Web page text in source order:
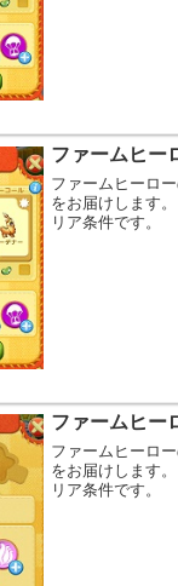
ファームヒー
ファームヒーロ
をお届けします
リア条件です。
ファームヒー
ファームヒーロ
をお届けします
リア条件です。